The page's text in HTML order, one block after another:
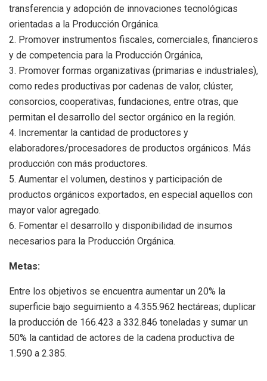
transferencia y adopción de innovaciones tecnológicas
orientadas a la Producción Orgánica.
2. Promover instrumentos fiscales, comerciales, financieros
y de competencia para la Producción Orgánica,
3. Promover formas organizativas (primarias e industriales),
como redes productivas por cadenas de valor, clúster,
consorcios, cooperativas, fundaciones, entre otras, que
permitan el desarrollo del sector orgánico en la región.
4. Incrementar la cantidad de productores y
elaboradores/procesadores de productos orgánicos. Más
producción con más productores.
5. Aumentar el volumen, destinos y participación de
productos orgánicos exportados, en especial aquellos con
mayor valor agregado.
6. Fomentar el desarrollo y disponibilidad de insumos
necesarios para la Producción Orgánica.
Metas:
Entre los objetivos se encuentra aumentar un 20% la
superficie bajo seguimiento a 4.355.962 hectáreas; duplicar
la producción de 166.423 a 332.846 toneladas y sumar un
50% la cantidad de actores de la cadena productiva de
1.590 a 2.385.